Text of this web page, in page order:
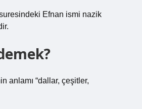
Efnan ismi nazik
anlamı “dallar, çeşitler,